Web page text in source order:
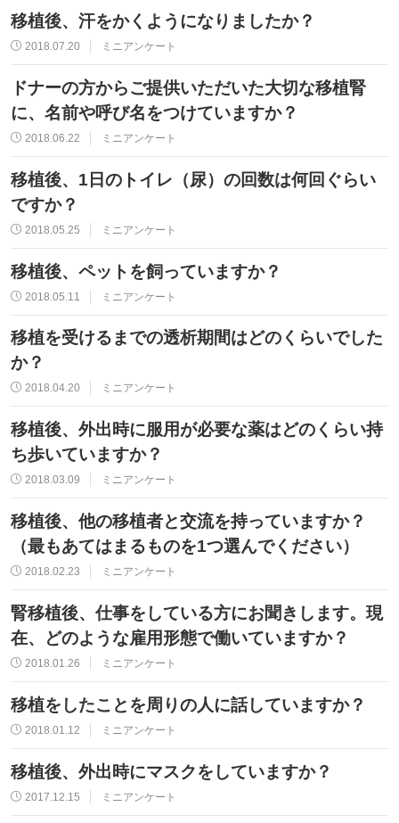
移植後、汗をかくようになりましたか？
2018.07.20 ミニアンケート
ドナーの方からご提供いただいた大切な移植腎
に、名前や呼び名をつけていますか？
2018.06.22 ミニアンケート
移植後、1日のトイレ（尿）の回数は何回ぐらい
ですか？
2018.05.25 ミニアンケート
移植後、ペットを飼っていますか？
2018.05.11 ミニアンケート
移植を受けるまでの透析期間はどのくらいでした
か？
2018.04.20 ミニアンケート
移植後、外出時に服用が必要な薬はどのくらい持
ち歩いていますか？
2018.03.09 ミニアンケート
移植後、他の移植者と交流を持っていますか？
（最もあてはまるものを1つ選んでください）
2018.02.23 ミニアンケート
腎移植後、仕事をしている方にお聞きします。現
在、どのような雇用形態で働いていますか？
2018.01.26 ミニアンケート
移植をしたことを周りの人に話していますか？
2018.01.12 ミニアンケート
移植後、外出時にマスクをしていますか？
2017.12.15 ミニアンケート